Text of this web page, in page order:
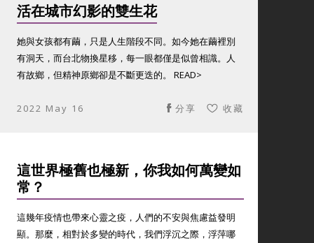
活在城市幻影的雙生花
她與女孩都有繭，只是人生階段不同。如今她在繭裡別
有洞天，而台北物換星移，每一眼都僅是似曾相識。人
有故鄉，但精神原鄉卻是不斷更迭的。 READ>
2022 May 16 收藏
分享
這世界極舊也極新，你我如何萬變如
常？
這幾年疫情也帶來心靈之疫，人們的不安與焦慮益發明
顯。那麼，相對於多變的時代，我們浮沉之際，浮萍哪